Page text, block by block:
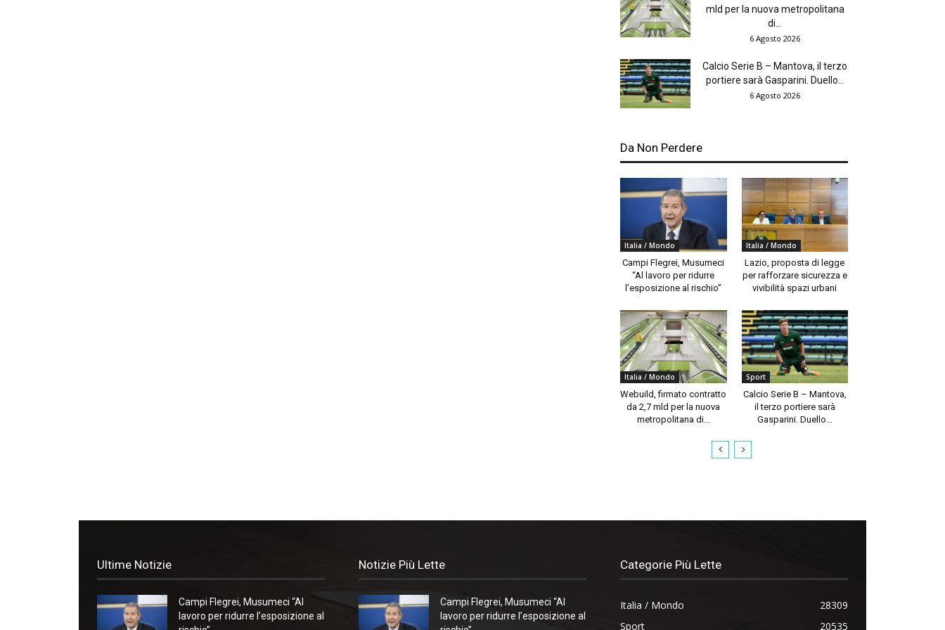
mld per la nuova metropolitana
di...
6 Agosto 2026
Calcio Serie B – Mantova, il terzo
portiere sarà Gasparini. Duello...
6 Agosto 2026
Da Non Perdere
Italia / Mondo
Campi Flegrei, Musumeci
“Al lavoro per ridurre
l’esposizione al rischio”
Italia / Mondo
Lazio, proposta di legge
per rafforzare sicurezza e
vivibilità spazi urbani
Italia / Mondo
Webuild, firmato contratto
da 2,7 mld per la nuova
metropolitana di...
Sport
Calcio Serie B – Mantova,
il terzo portiere sarà
Gasparini. Duello...
Ultime Notizie
Campi Flegrei, Musumeci “Al
lavoro per ridurre l’esposizione al
Notizie Più Lette
Campi Flegrei, Musumeci “Al
lavoro per ridurre l’esposizione al
Categorie Più Lette
Italia / Mondo
28309
Sport
20535